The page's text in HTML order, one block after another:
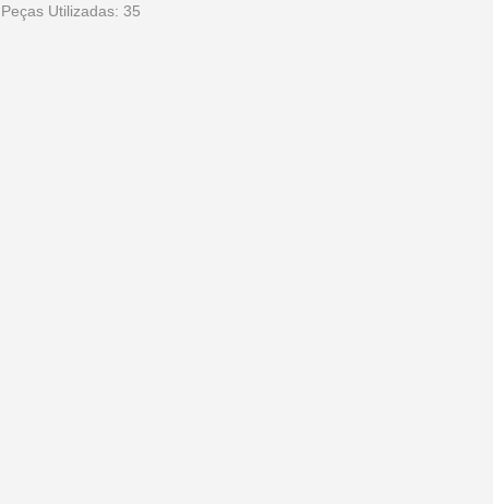
Peças Utilizadas: 35